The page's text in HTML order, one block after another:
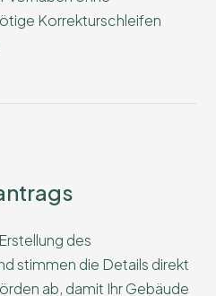
Korrekturschleifen
des
stimmen die Details direkt
ab, damit Ihr Gebäude